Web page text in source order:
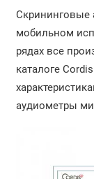
Скрининговые
мобильном
рядах все
каталоге
аудиометры